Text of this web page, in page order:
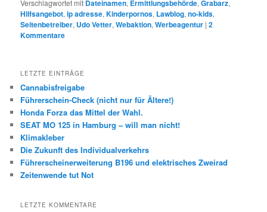
Verschlagwortet mit Dateinamen, Ermittlungsbehörde,Grabarz,
Hilfsangebot,ip adresse,Kinderpornos, Lawblog,no-kids,
Seitenbetreiber, Udo Vetter,Webaktion,Werbeagentur |2
Kommentare
LETZTE EINTRÄGE
Cannabisfreigabe
Führerschein-Check (nicht nur für Ältere!)
Honda Forza das Mittel der Wahl.
SEAT MO 125 in Hamburg – will man nicht!
Klimakleber
Die Zukunft des Individualverkehrs
Führerscheinerweiterung B196 und elektrisches Zweirad
Zeitenwende tut Not
LETZTE KOMMENTARE